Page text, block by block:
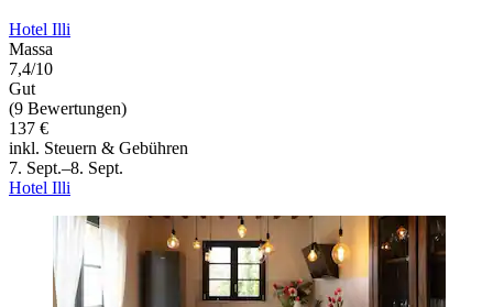
Hotel Illi
Massa
7,4/10
Gut
(9 Bewertungen)
137 €
inkl. Steuern & Gebühren
7. Sept.–8. Sept.
Hotel Illi